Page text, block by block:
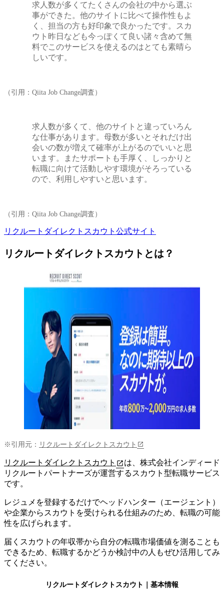
求人数が多くてたくさんの会社の中から選ぶ
事ができた。他のサイトに比べて操作性もよ
く、担当の方も好印象で良かったです。スカ
ウト昨日なども今っぽくて良い諸々含めて無
料でこのサービスを使えるのはとても素晴ら
しいです。
（引用：Qiita Job Change調査）
求人数が多くて、他のサイトと違っていろん
な仕事があります。母数が多いとそれだけ出
会いの数が増えて確率が上がるのでいいと思
います。またサポートも手厚く、しっかりと
転職に向けて活動しやす環境がそろっている
ので、利用しやすいと思います。
（引用：Qiita Job Change調査）
リクルートダイレクトスカウト公式サイト
リクルートダイレクトスカウトとは？
※引用元： リクルートダイレクトスカウト
リクルートダイレクトスカウト
は、株式会社インディード
リクルートパートナーズが運営するスカウト型転職サービス
です。
レジュメを登録するだけでヘッドハンター（エージェント）
や企業からスカウトを受けられる仕組みのため、転職の可能
性を広げられます。
届くスカウトの年収帯から自分の転職市場価値を測ることも
できるため、転職するかどうか検討中の人もぜひ活用してみ
てください。
リクルートダイレクトスカウト ｜基本情報